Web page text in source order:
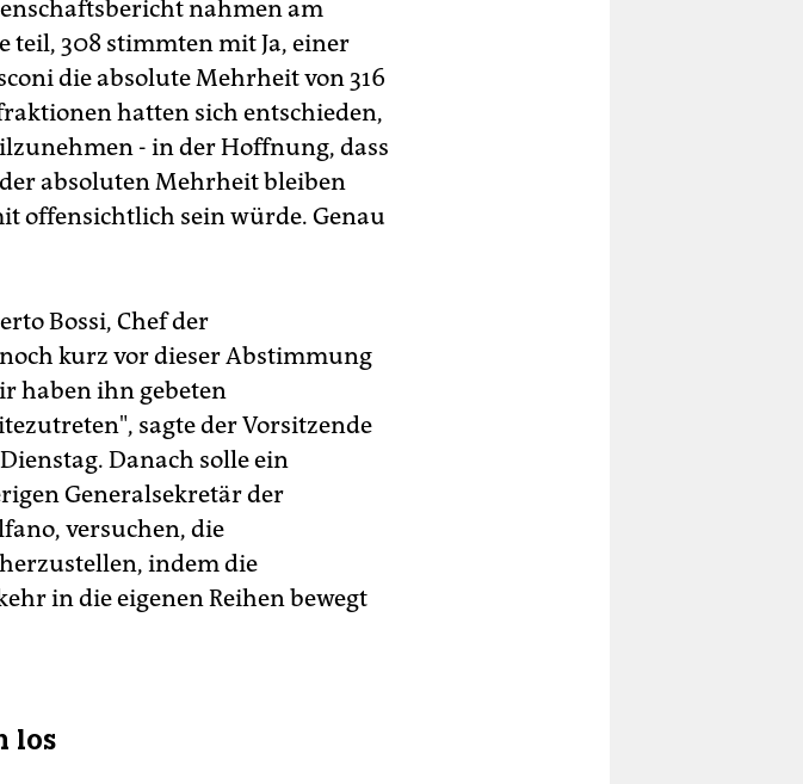
nahmen am
teil, 308 stimmten mit Ja, einer
die absolute Mehrheit von 316
hatten sich entschieden,
- in der Hoffnung, dass
absoluten Mehrheit bleiben
offensichtlich sein würde. Genau
Bossi, Chef der
kurz vor dieser Abstimmung
haben ihn gebeten
sagte der Vorsitzende
Danach solle ein
Generalsekretär der
versuchen, die
indem die
in die eigenen Reihen bewegt
los